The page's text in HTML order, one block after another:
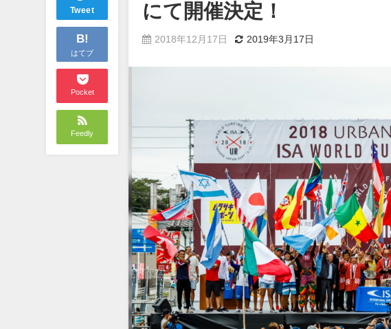
Tweet
B!
はてブ
Pocket
Feedly
にて開催決定！
2018年12月17日 2019年3月17日